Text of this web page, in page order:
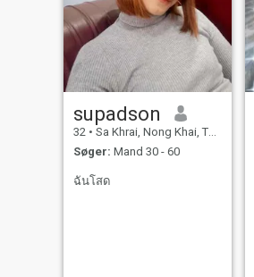
supadson
32 • Sa Khrai, Nong Khai, Thailand
Søger: Mand 30 - 60
ฉันโสด